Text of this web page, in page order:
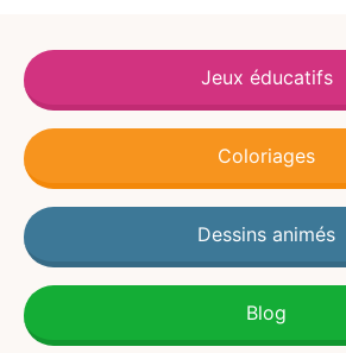
Jeux éducatifs
Coloriages
Dessins animés
Blog